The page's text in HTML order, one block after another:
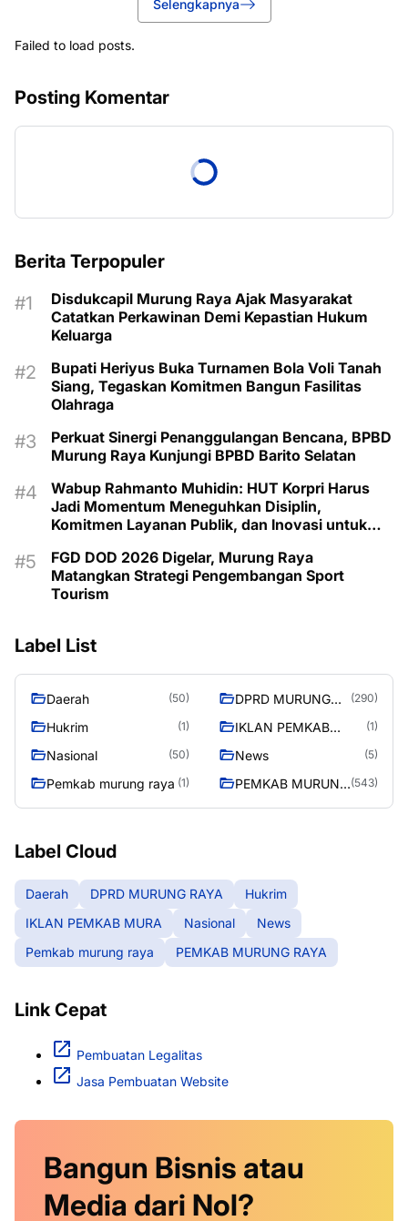
Selengkapnya
Failed to load posts.
Posting Komentar
Berita Terpopuler
Disdukcapil Murung Raya Ajak Masyarakat
Catatkan Perkawinan Demi Kepastian Hukum
Keluarga
Bupati Heriyus Buka Turnamen Bola Voli Tanah
Siang, Tegaskan Komitmen Bangun Fasilitas
Olahraga
Perkuat Sinergi Penanggulangan Bencana, BPBD
Murung Raya Kunjungi BPBD Barito Selatan
Wabup Rahmanto Muhidin: HUT Korpri Harus
Jadi Momentum Meneguhkan Disiplin,
Komitmen Layanan Publik, dan Inovasi untuk
FGD DOD 2026 Digelar, Murung Raya
Matangkan Strategi Pengembangan Sport
Tourism
Label List
Daerah (50)
DPRD MURUNG
(290)
Hukrim (1)
IKLAN PEMKAB
(1)
Nasional (50) News (5)
Pemkab murung raya (1)
PEMKAB MURUNG (543)
Label Cloud
Daerah DPRD MURUNG RAYA
Hukrim
IKLAN PEMKAB MURA
Nasional
News
Pemkab murung raya
PEMKAB MURUNG RAYA
Link Cepat
Pembuatan Legalitas
Jasa Pembuatan Website
Bangun Bisnis atau
Media dari Nol?